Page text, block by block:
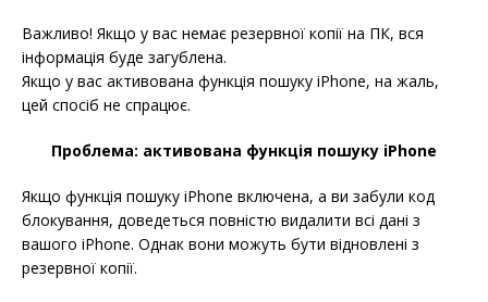
Важливо! Якщо у вас немає резервної копії на ПК, вся
інформація буде загублена.
Якщо у вас активована функція пошуку iPhone, на жаль,
цей спосіб не спрацює.
Проблема: активована функція пошуку iPhone
Якщо функція пошуку iPhone включена, а ви забули код
блокування, доведеться повністю видалити всі дані з
вашого iPhone. Однак вони можуть бути відновлені з
резервної копії.